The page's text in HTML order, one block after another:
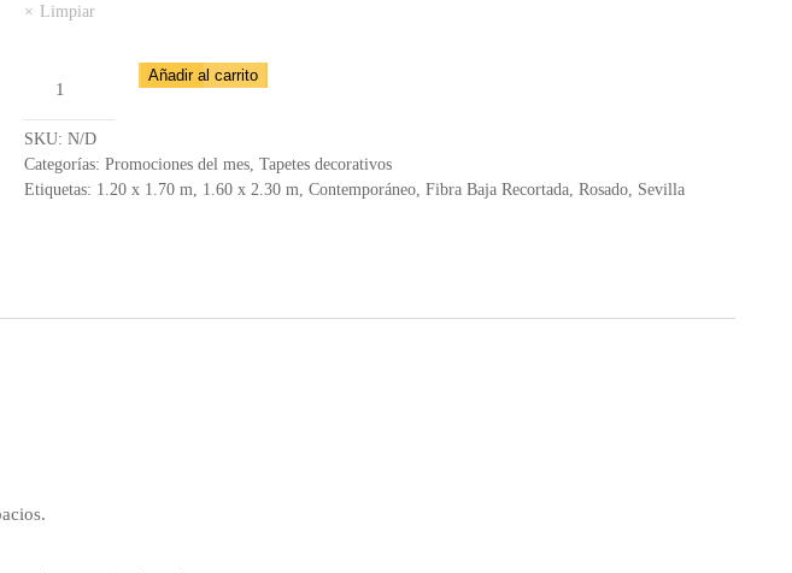
Limpiar
6467
–
S412
Añadir al carrito
SKU: N/D
Categorías: Promociones del mes Tapetes decorativos
Etiquetas: 1.20 x 1.70 m 1.60 x 2.30 m Contemporáneo Fibra Baja Recortada Rosado Sevilla